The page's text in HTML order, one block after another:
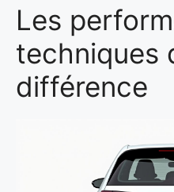
Les
techniques
différence